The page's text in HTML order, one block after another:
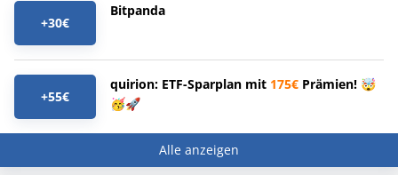
+30€
Bitpanda
+55€
quirion: ETF-Sparplan mit 175€ Prämien! 🤯
🥳🚀
Alle anzeigen